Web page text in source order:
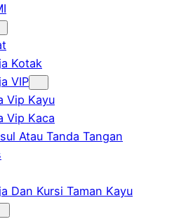
Kotak
VIP
Vip Kayu
Vip Kaca
Atau Tanda Tangan
Dan Kursi Taman Kayu